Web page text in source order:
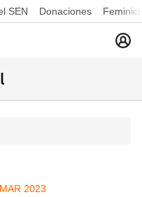
SEN Donaciones
2023